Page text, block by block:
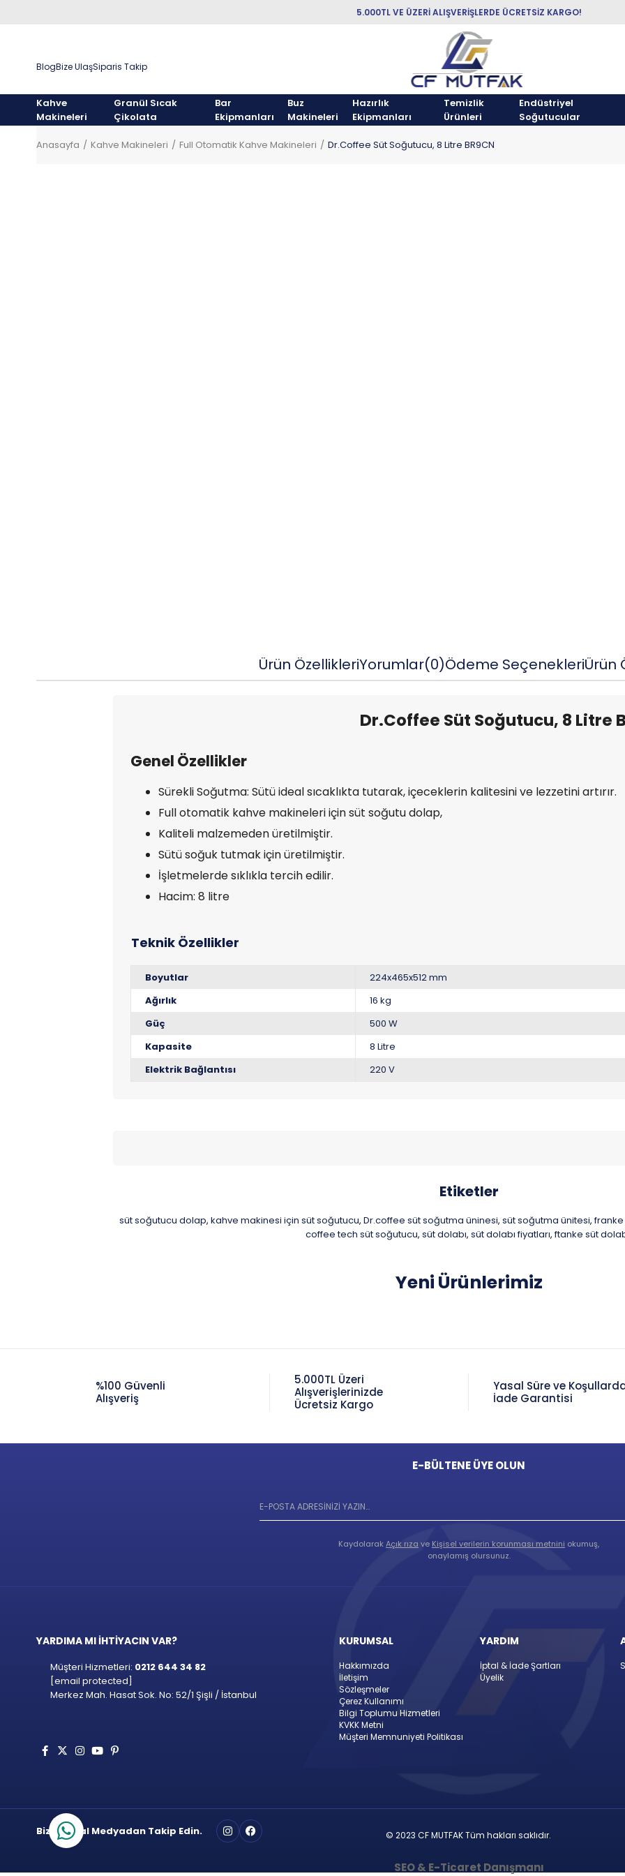
5.000TL VE ÜZERİ ALIŞVERİŞLERDE ÜCRETSİZ KARGO!
BlogBize UlaşSiparis Takip
Kahve
Makineleri
Granül Sıcak
Çikolata
Bar
Ekipmanları
Buz
Makineleri
Hazırlık
Ekipmanları
Temizlik
Ürünleri
Endüstriyel
Soğutucular
Anasayfa Kahve Makineleri Full Otomatik Kahve Makineleri Dr.Coffee Süt Soğutucu, 8 Litre BR9CN
Ürün ÖzellikleriYorumlar(0)Ödeme SeçenekleriÜrün
Dr.Coffee Süt Soğutucu, 8 Litre
Genel Özellikler
Sürekli Soğutma: Sütü ideal sıcaklıkta tutarak, içeceklerin kalitesini ve lezzetini artırır.
Full otomatik kahve makineleri için süt soğutu dolap,
Kaliteli malzemeden üretilmiştir.
Sütü soğuk tutmak için üretilmiştir.
İşletmelerde sıklıkla tercih edilir.
Hacim: 8 litre
Boyutlar
224x465x512 mm
Ağırlık
16 kg
Güç
500 W
Kapasite
8 Litre
Elektrik Bağlantısı
220 V
Etiketler
süt soğutucu dolap, kahve makinesi için süt soğutucu, Dr.coffee süt soğutma üninesi, süt soğutma ünitesi,
coffee tech süt soğutucu, süt dolabı, süt dolabı fiyatları, ftanke süt
Yeni Ürünlerimiz
%100 Güvenli
Alışveriş
5.000TL Üzeri
Alışverişlerinizde
Ücretsiz Kargo
Yasal Süre ve
İade Garantisi
E-BÜLTENE ÜYE OLUN
KaydolarakAçık rıza ve Kişisel verilerin korunması metnini okumuş,
onaylamış olursunuz.
YARDIMA MI İHTİYACIN VAR?
Müşteri Hizmetleri: 0212 644 34 82
[email protected]
Merkez Mah. Hasat Sok. No: 52/1 Şişli / İstanbul
KURUMSAL
Hakkımızda
İletişim
Sözleşmeler
Çerez Kullanımı
Bilgi Toplumu Hizmetleri
KVKK Metni
Müşteri Memnuniyeti Politikası
YARDIM
İptal & İade Şartları
Üyelik
Bizi Sosyal Medyadan Takip Edin. © 2023 CF MUTFAK Tüm hakları saklıdır.
SEO & E-Ticaret Danışmanı